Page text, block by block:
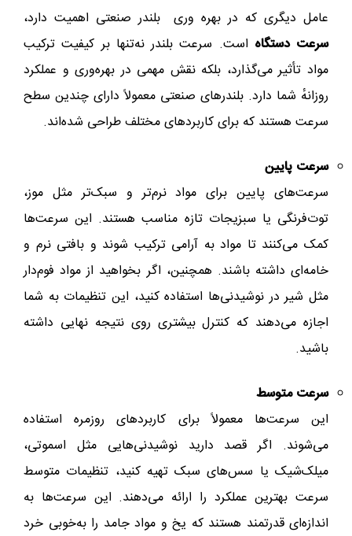
عامل دیگری که در بهره وری بلندر صنعتی اهمیت دارد،
سرعت دستگاه است. سرعت بلندر نه‌تنها بر کیفیت ترکیب
مواد تأثیر می‌گذارد، بلکه نقش مهمی در بهره‌وری و عملکرد
روزانهٔ شما دارد. بلندرهای صنعتی معمولاً دارای چندین سطح
سرعت هستند که برای کاربردهای مختلف طراحی شده‌اند.
سرعت‌ پایین
سرعت‌های پایین برای مواد نرم‌تر و سبک‌تر مثل موز،
توت‌فرنگی یا سبزیجات تازه مناسب هستند. این سرعت‌ها
کمک می‌کنند تا مواد به آرامی ترکیب شوند و بافتی نرم و
خامه‌ای داشته باشند. همچنین، اگر بخواهید از مواد فوم‌دار
مثل شیر در نوشیدنی‌ها استفاده کنید، این تنظیمات به شما
اجازه می‌دهند که کنترل بیشتری روی نتیجه نهایی داشته
باشید.
سرعت‌ متوسط
این سرعت‌ها معمولاً برای کاربردهای روزمره استفاده
می‌شوند. اگر قصد دارید نوشیدنی‌هایی مثل اسموتی،
میلک‌شیک یا سس‌های سبک تهیه کنید، تنظیمات متوسط
سرعت بهترین عملکرد را ارائه می‌دهند. این سرعت‌ها به
اندازه‌ای قدرتمند هستند که یخ و مواد جامد را به‌خوبی خرد